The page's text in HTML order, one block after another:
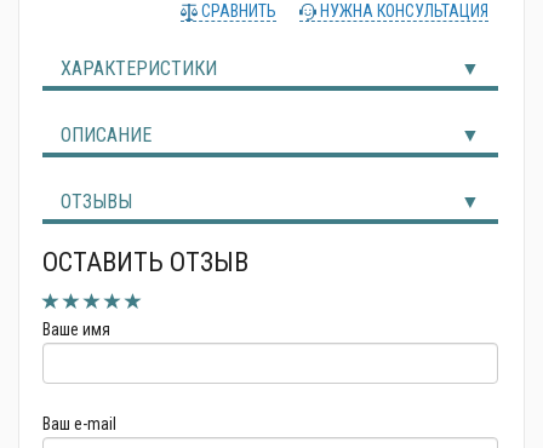
СРАВНИТЬ НУЖНА КОНСУЛЬТАЦИЯ
ХАРАКТЕРИСТИКИ
ОПИСАНИЕ
ОТЗЫВЫ
ОСТАВИТЬ ОТЗЫВ
Ваше имя
Ваш e-mail